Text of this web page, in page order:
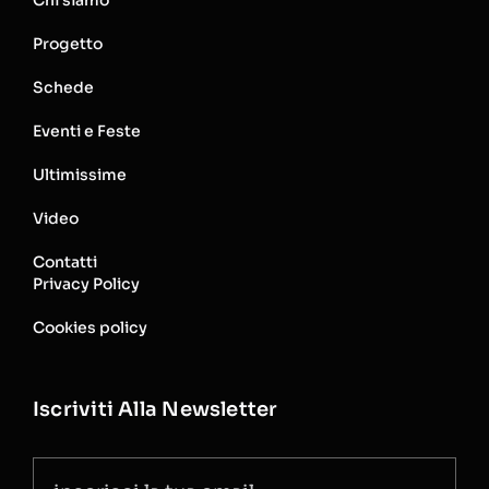
Progetto
Schede
Eventi e Feste
Ultimissime
Video
Contatti
Privacy Policy
Cookies policy
Iscriviti Alla Newsletter